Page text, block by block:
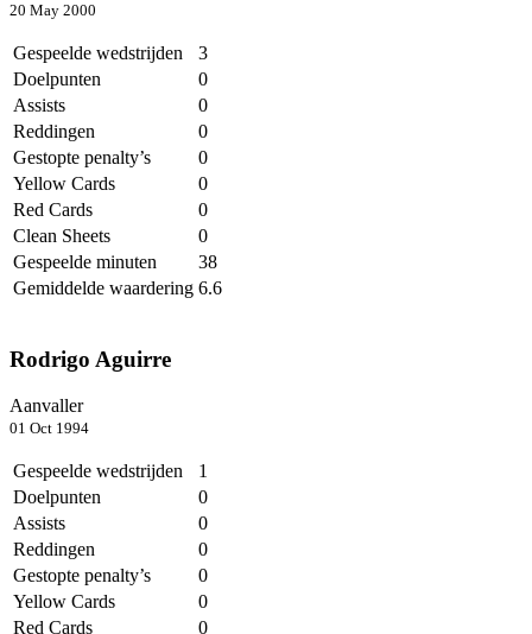
20 May 2000
Gespeelde wedstrijden
3
Doelpunten
0
Assists
0
Reddingen
0
Gestopte penalty’s
0
Yellow Cards
0
Red Cards
0
Clean Sheets
0
Gespeelde minuten
38
Gemiddelde waardering 6.6
Rodrigo Aguirre
Aanvaller
01 Oct 1994
Gespeelde wedstrijden
1
Doelpunten
0
Assists
0
Reddingen
0
Gestopte penalty’s
0
Yellow Cards
0
Red Cards
0